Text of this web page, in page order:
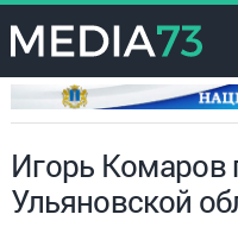
Игорь Комаров
Ульяновской